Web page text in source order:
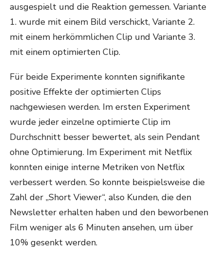
ausgespielt und die Reaktion gemessen. Variante
1. wurde mit einem Bild verschickt, Variante 2.
mit einem herkömmlichen Clip und Variante 3.
mit einem optimierten Clip.
Für beide Experimente konnten signifikante
positive Effekte der optimierten Clips
nachgewiesen werden. Im ersten Experiment
wurde jeder einzelne optimierte Clip im
Durchschnitt besser bewertet, als sein Pendant
ohne Optimierung. Im Experiment mit Netflix
konnten einige interne Metriken von Netflix
verbessert werden. So konnte beispielsweise die
Zahl der „Short Viewer“, also Kunden, die den
Newsletter erhalten haben und den beworbenen
Film weniger als 6 Minuten ansehen, um über
10% gesenkt werden.